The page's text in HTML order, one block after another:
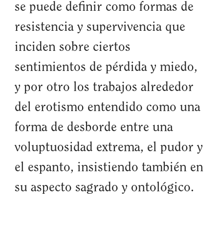
se puede definir como formas de
resistencia y supervivencia que
inciden sobre ciertos
sentimientos de pérdida y miedo,
y por otro los trabajos alrededor
del erotismo entendido como una
forma de desborde entre una
voluptuosidad extrema, el pudor y
el espanto, insistiendo también en
su aspecto sagrado y ontológico.